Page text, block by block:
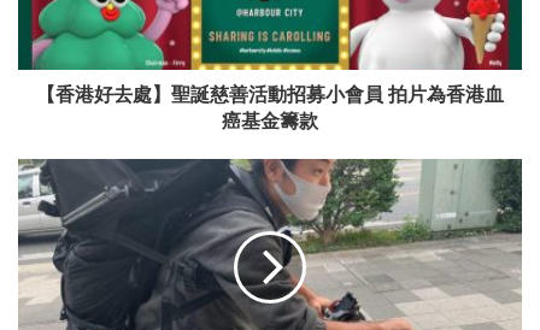
【香港好去處】聖誕慈善活動招募小會員 拍片為香港血
癌基金籌款